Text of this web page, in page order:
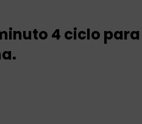
4 ciclo para